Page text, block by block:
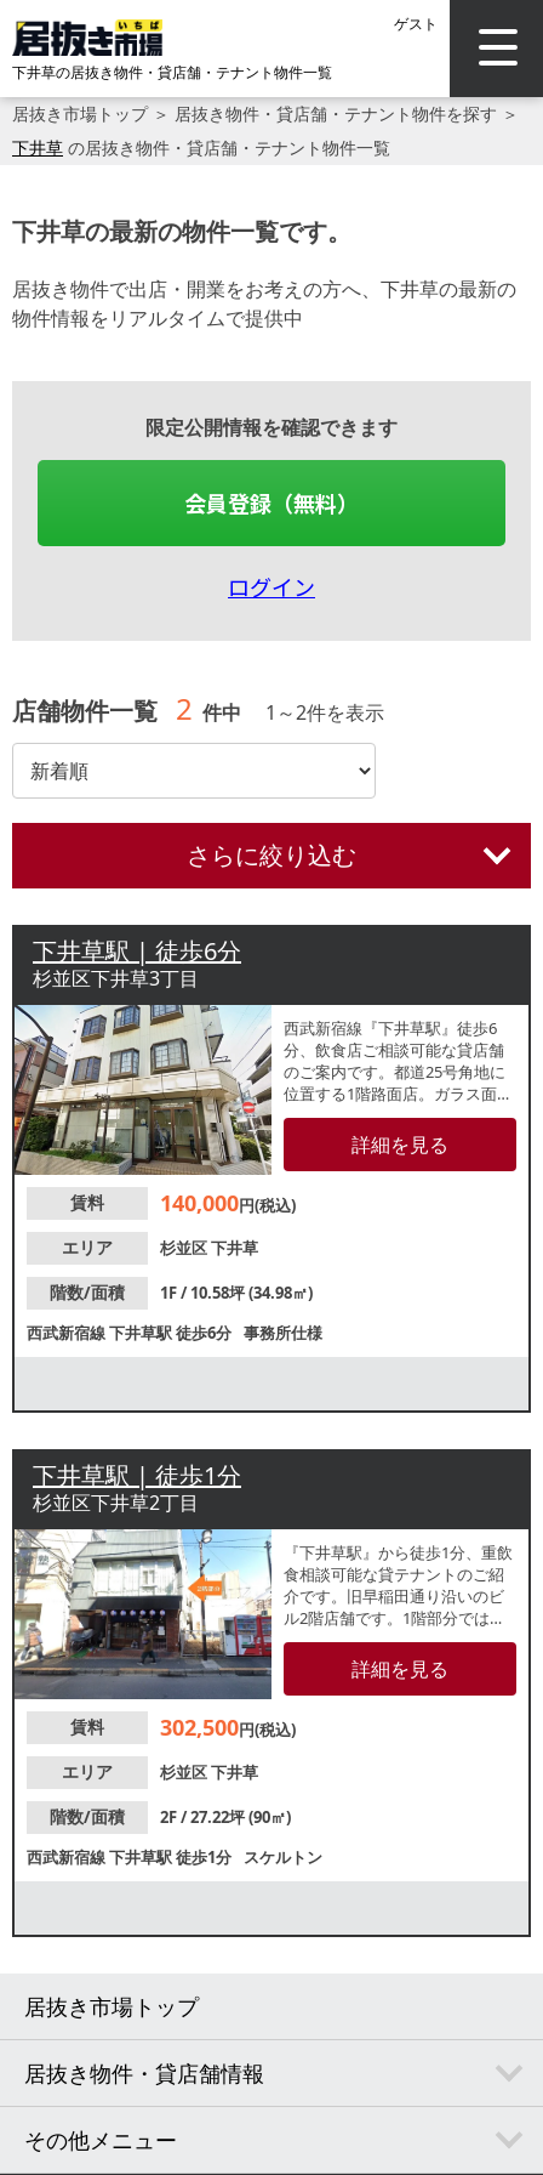
ゲスト
下井草の居抜き物件・貸店舗・テナント物件一覧
居抜き市場トップ＞ 居抜き物件・貸店舗・テナント物件を探す ＞
下井草 の居抜き物件・貸店舗・テナント物件一覧
下井草の最新の物件一覧です。
居抜き物件で出店・開業をお考えの方へ、下井草の最新の
物件情報をリアルタイムで提供中
限定公開情報を確認できます
会員登録（無料）
ログイン
店舗物件一覧 2 件中 1 ～2件を表示
さらに絞り込む
下井草駅 | 徒歩6分
杉並区下井草3丁目
西武新宿線『下井草駅』徒歩6
分、飲食店ご相談可能な貸店舗
のご案内です。都道25号角地に
位置する1階路面店。ガラス面も
大きく視認性良好です。周辺は
住宅街が広がっているため、地
域住民を中心とした集客が期待
お問い合わせください。
詳細を見る
賃料 140,000円(税込)
エリア
杉並区下井草
階数/面積
1F / 10.58坪 (34.98㎡)
西武新宿線下井草駅徒歩6分 事務所仕様
下井草駅 | 徒歩1分
杉並区下井草2丁目
『下井草駅』から徒歩1分、重飲
食相談可能な貸テナントのご紹
介です。旧早稲田通り沿いのビ
ル2階店舗です。1階部分では焼
鳥屋が盛業中！近隣住民・駅利
用者の日常的な利用が期待でき
ます。各業種等、お問合せくだ
詳細を見る
賃料 302,500円(税込)
エリア
杉並区下井草
階数/面積
2F / 27.22坪 (90㎡)
西武新宿線下井草駅徒歩1分 スケルトン
居抜き市場トップ
居抜き物件・貸店舗情報
その他メニュー